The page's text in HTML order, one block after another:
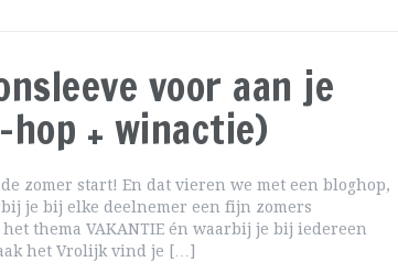
voor aan je
+ winactie)
zomer start! En dat vieren we met een bloghop,
je bij elke deelnemer een fijn zomers
thema VAKANTIE én waarbij je bij iedereen
het Vrolijk vind je […]